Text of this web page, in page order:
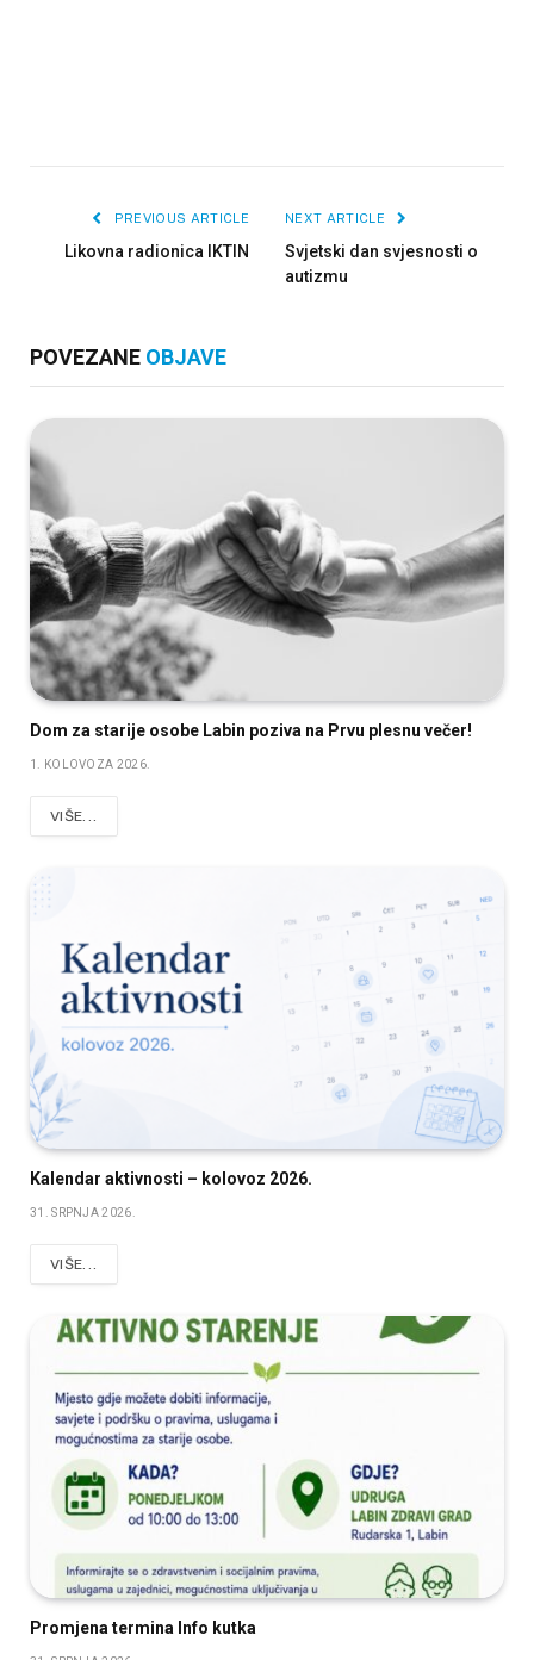
PREVIOUS ARTICLE
Likovna radionica IKTIN
NEXT ARTICLE
Svjetski dan svjesnosti o
autizmu
POVEZANE OBJAVE
Dom za starije osobe Labin poziva na Prvu plesnu večer!
1. KOLOVOZA 2026.
VIŠE...
Kalendar aktivnosti – kolovoz 2026.
31. SRPNJA 2026.
VIŠE...
Promjena termina Info kutka